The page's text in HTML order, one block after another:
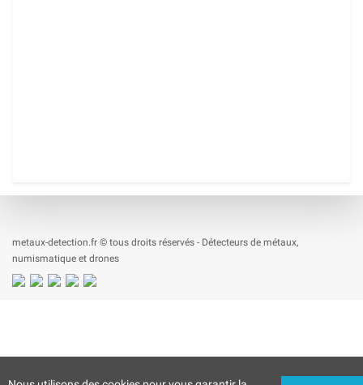
metaux-detection.fr © tous droits réservés - Détecteurs de métaux,
numismatique et drones